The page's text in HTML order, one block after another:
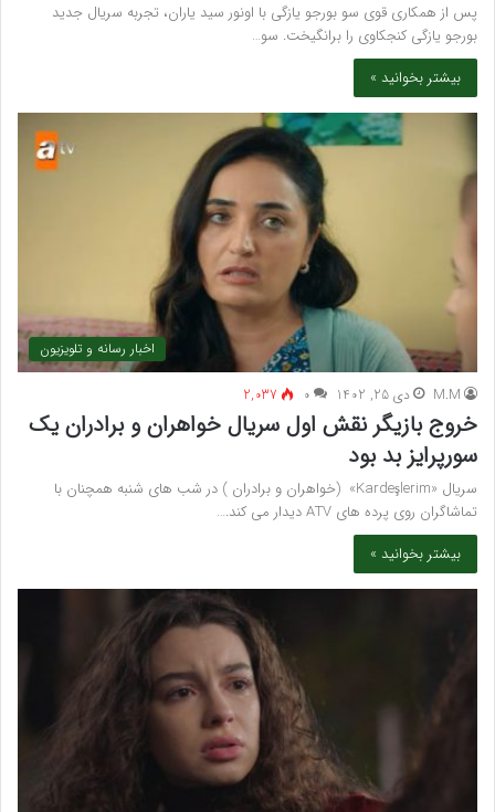
پس از همکاری قوی سو بورجو یازگی با اونور سید یاران، تجربه سریال جدید
بورجو یازگی کنجکاوی را برانگیخت. سو…
بیشتر بخوانید »
اخبار رسانه و تلویزیون
M.M دی 25, 1402 ۰ 2,037
خروج بازیگر نقش اول سریال خواهران و برادران یک
سورپرایز بد بود
سریال «Kardeşlerim» (خواهران و برادران ) در شب های شنبه همچنان با
تماشاگران روی پرده های ATV دیدار می کند.…
بیشتر بخوانید »